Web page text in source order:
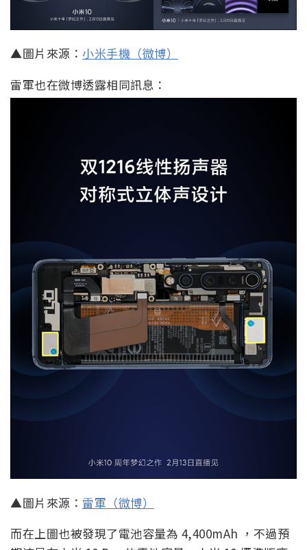
▲圖片來源： 小米手機（微博）
雷軍也在微博透露相同訊息：
▲圖片來源： 雷軍（微博）
而在上圖也被發現了電池容量為 4,400mAh ，不過預